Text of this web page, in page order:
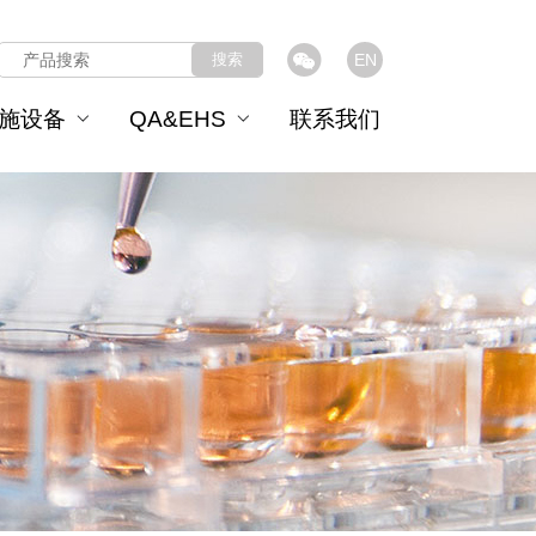
EN
搜索
设备 QA&EHS 联系我们